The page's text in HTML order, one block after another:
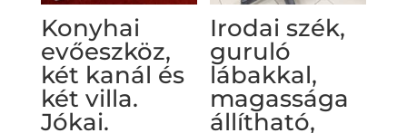
Konyhai
evőeszköz,
két kanál és
két villa.
Jókai.
Irodai szék,
guruló
lábakkal,
magassága
állítható,